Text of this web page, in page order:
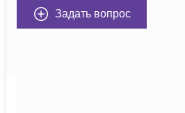
Задать вопрос